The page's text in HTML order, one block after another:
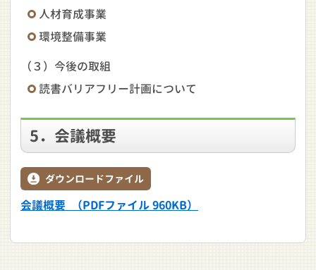
人材育成事業
環境整備事業
（３）今後の取組
読書バリアフリー計画について
5．会議概要
ダウンロードファイル
会議概要 （PDFファイル 960KB）